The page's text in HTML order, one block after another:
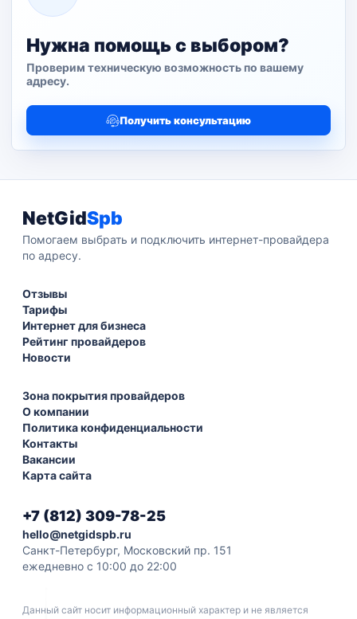
Нужна помощь с выбором?
Проверим техническую возможность по вашему
адресу.
Получить консультацию
NetGidSpb
Помогаем выбрать и подключить интернет-провайдера
по адресу.
Отзывы
Тарифы
Интернет для бизнеса
Рейтинг провайдеров
Новости
Зона покрытия провайдеров
О компании
Политика конфиденциальности
Контакты
Вакансии
Карта сайта
+7 (812) 309-78-25
hello@netgidspb.ru
Санкт-Петербург, Московский пр. 151
ежедневно с 10:00 до 22:00
Данный сайт носит информационный характер и не является